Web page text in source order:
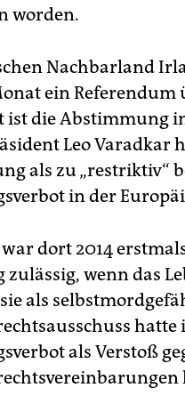
worden.
Nachbarland
ein Referendum
ist die Abstimmung
Leo Varadkar
als zu „restriktiv“
in der
war dort 2014
wenn das
als
als Verstoß